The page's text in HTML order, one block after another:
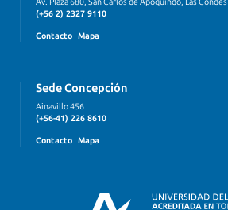
Av. Plaza 680, San Carlos de Apoquindo, Las Condes
(+56 2) 2327 9110
Contacto Mapa
Sede Concepción
Ainavillo 456
(+56-41) 226 8610
Contacto Mapa